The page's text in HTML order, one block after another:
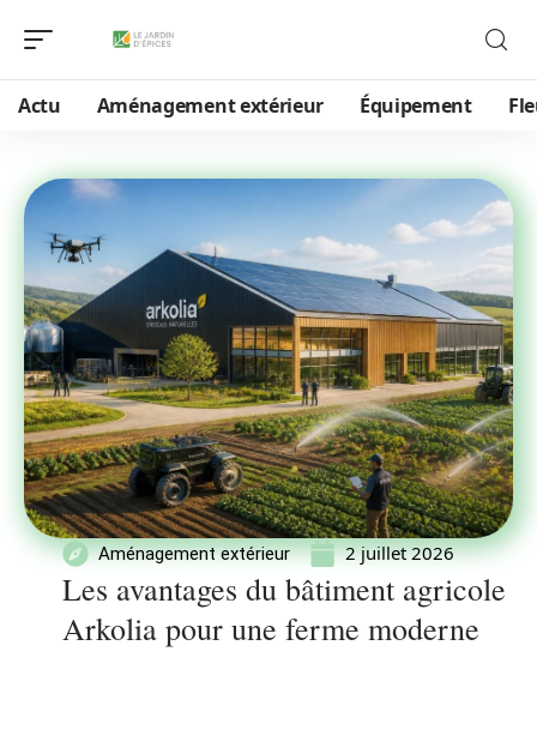
Actu Aménagement extérieur Équipement
Aménagement extérieur 2 juillet 2026
Les avantages du bâtiment agricole
Arkolia pour une ferme moderne